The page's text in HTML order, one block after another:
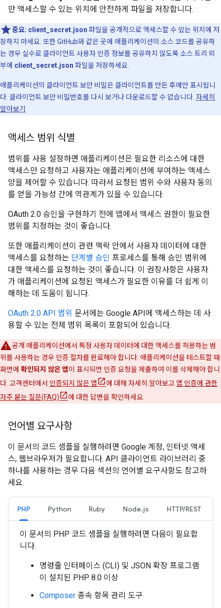
만 액세스할 수 있는 위치에 안전하게 파일을 저장합니다.
중요: client_secret.json 파일을 공개적으로 액세스할 수 있는 위치에 저
장하지 마세요. 또한 GitHub와 같은 곳에 애플리케이션의 소스 코드를 공유하
는 경우 실수로 클라이언트 사용자 인증 정보를 공유하지 않도록 소스 트리 외
부에 client_secret.json 파일을 저장하세요.
애플리케이션의 클라이언트 보안 비밀은 클라이언트를 만든 후에만 표시됩니
다. 클라이언트 보안 비밀번호를 다시 보거나 다운로드할 수 없습니다. 자세히
알아보기
액세스 범위 식별
범위를 사용 설정하면 애플리케이션은 필요한 리소스에 대한
액세스만 요청하고 사용자는 애플리케이션에 부여하는 액세스
양을 제어할 수 있습니다. 따라서 요청된 범위 수와 사용자 동의
를 얻을 가능성 간에 역관계가 있을 수 있습니다.
OAuth 2.0 승인을 구현하기 전에 앱에서 액세스 권한이 필요한
범위를 지정하는 것이 좋습니다.
또한 애플리케이션이 관련 맥락 안에서 사용자 데이터에 대한
액세스를 요청하는 단계별 승인 프로세스를 통해 승인 범위에
대한 액세스를 요청하는 것이 좋습니다. 이 권장사항은 사용자
가 애플리케이션에 요청된 액세스가 필요한 이유를 더 쉽게 이
해하는 데 도움이 됩니다.
OAuth 2.0 API 범위 문서에는 Google API에 액세스하는 데 사
용할 수 있는 전체 범위 목록이 포함되어 있습니다.
공개 애플리케이션에서 특정 사용자 데이터에 대한 액세스를 허용하는 범
위를 사용하는 경우 인증 절차를 완료해야 합니다. 애플리케이션을 테스트할 때
화면에 확인되지 않은 앱이 표시되면 인증 요청을 제출하여 이를 삭제해야 합니
다. 고객센터에서 인증되지 않은 앱 에 대해 자세히 알아보고 앱 인증에 관한
자주 묻는 질문(FAQ)
에 대한 답변을 확인하세요.
언어별 요구사항
이 문서의 코드 샘플을 실행하려면 Google 계정, 인터넷 액세
스, 웹브라우저가 필요합니다. API 클라이언트 라이브러리 중
하나를 사용하는 경우 다음 섹션의 언어별 요구사항도 참고하
세요.
PHP Python Ruby Node.js HTTP/REST
이 문서의 PHP 코드 샘플을 실행하려면 다음이 필요합
니다.
명령줄 인터페이스 (CLI) 및 JSON 확장 프로그램
이 설치된 PHP 8.0 이상
Composer 종속 항목 관리 도구